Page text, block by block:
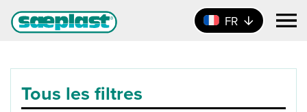
FR
Tous les filtres